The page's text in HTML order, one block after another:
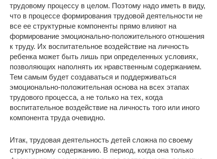
трудовому процессу в целом. Поэтому надо иметь в виду,
что в процессе формирования трудовой деятельности не
все ее структурные компоненты прямо влияют на
формирование эмоционально-положительного отношения
к труду. Их воспитательное воздействие на личность
ребенка может быть лишь при определенных условиях,
позволяющих наполнять их нравственным содержанием.
Тем самым будет создаваться и поддерживаться
эмоционально-положительная основа на всех этапах
трудового процесса, а не только на тех, когда
воспитательное воздействие на личность того или иного
компонента труда очевидно.
Итак, трудовая деятельность детей сложна по своему
структурному содержанию. В период, когда она только